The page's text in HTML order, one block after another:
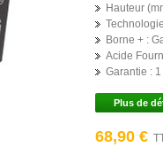
Hauteur
Borne + :
Acide
Garantie :
Plus de
68,90 €